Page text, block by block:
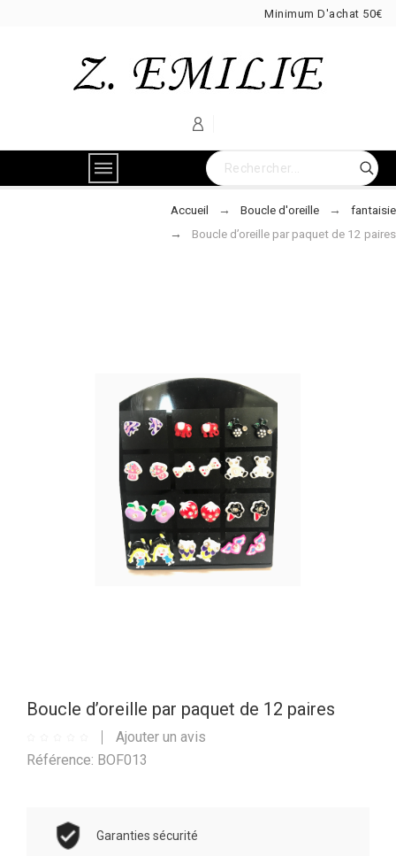
Minimum D'achat 50€
Accueil Boucle d'oreille
fantaisie
Boucle d’oreille par paquet de 12 paires
Boucle d’oreille par paquet de 12 paires
Ajouter un avis
Référence: BOF013
Garanties sécurité